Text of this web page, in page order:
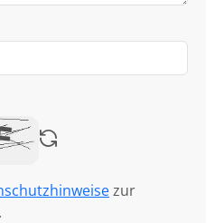
zur